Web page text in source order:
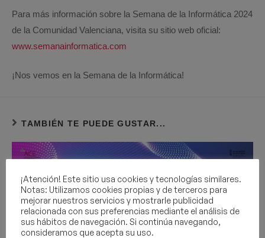
Para más información sobre la Semana de la Informática 2024
de la Comunidad Valenciana, visita su sitio web oficial:
www.semanainformatica.com
¡Nos vemos en la Semana de la Informática!
TAMBIÉN TE PUEDE GUSTAR...
¡Atención! Este sitio usa cookies y tecnologías similares.
Notas: Utilizamos cookies propias y de terceros para
mejorar nuestros servicios y mostrarle publicidad
relacionada con sus preferencias mediante el análisis de
sus hábitos de navegación. Si continúa navegando,
consideramos que acepta su uso.